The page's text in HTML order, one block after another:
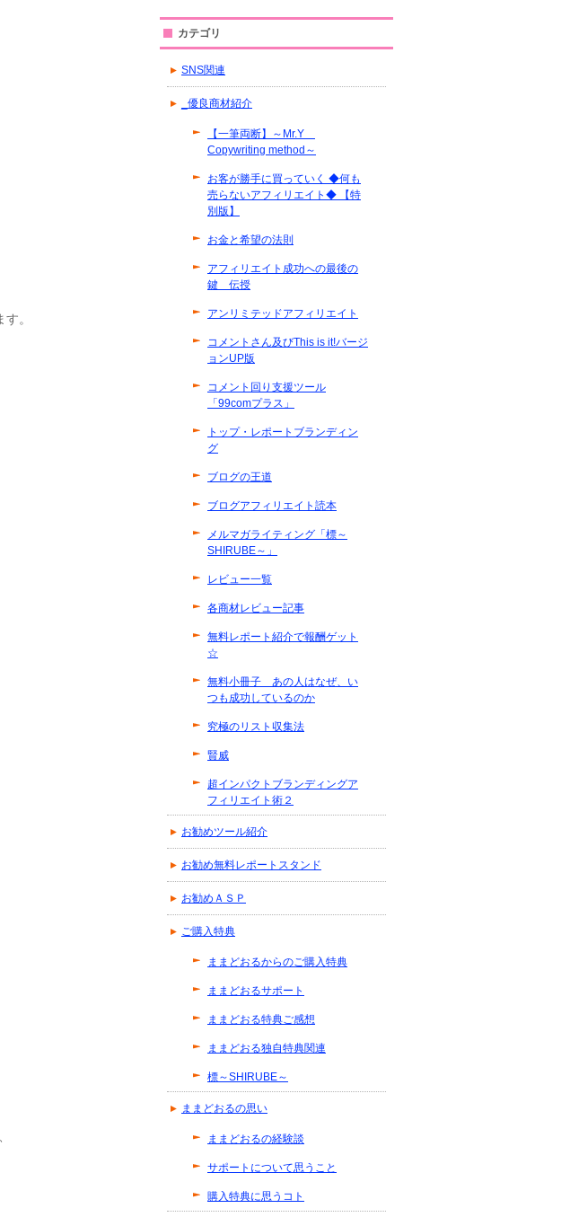
。
カテゴリ
SNS関連
_優良商材紹介
【一筆両断】～Mr.Y
Copywriting method～
お客が勝手に買っていく ◆何も
売らないアフィリエイト◆ 【特
別版】
お金と希望の法則
アフィリエイト成功への最後の
鍵 伝授
アンリミテッドアフィリエイト
コメントさん及びThis is it!バージ
ョンUP版
コメント回り支援ツール
「99comプラス」
トップ・レポートブランディン
グ
ブログの王道
ブログアフィリエイト読本
メルマガライティング「標～
SHIRUBE～」
レビュー一覧
各商材レビュー記事
無料レポート紹介で報酬ゲット
☆
無料小冊子 あの人はなぜ、い
つも成功しているのか
究極のリスト収集法
賢威
超インパクトブランディングア
フィリエイト術２
お勧めツール紹介
お勧め無料レポートスタンド
お勧めＡＳＰ
ご購入特典
ままどおるからのご購入特典
ままどおるサポート
ままどおる特典ご感想
ままどおる独自特典関連
標～SHIRUBE～
ままどおるの思い
ままどおるの経験談
サポートについて思うこと
購入特典に思うコト